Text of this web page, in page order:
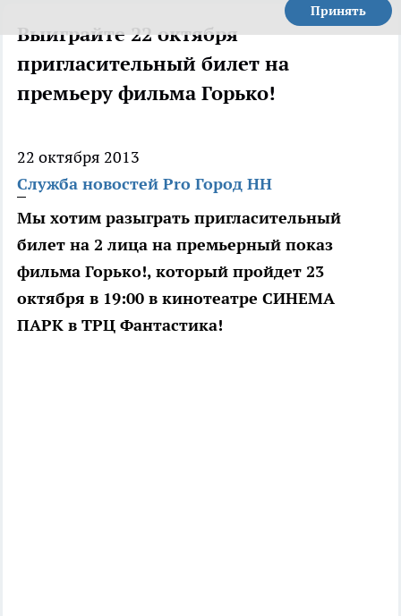
Принять
Выиграйте 22 октября
пригласительный билет на
премьеру фильма Горько!
22 октября 2013
Служба новостей Pro Город НН
Мы хотим разыграть пригласительный
билет на 2 лица на премьерный показ
фильма Горько!, который пройдет 23
октября в 19:00 в кинотеатре СИНЕМА
ПАРК в ТРЦ Фантастика!